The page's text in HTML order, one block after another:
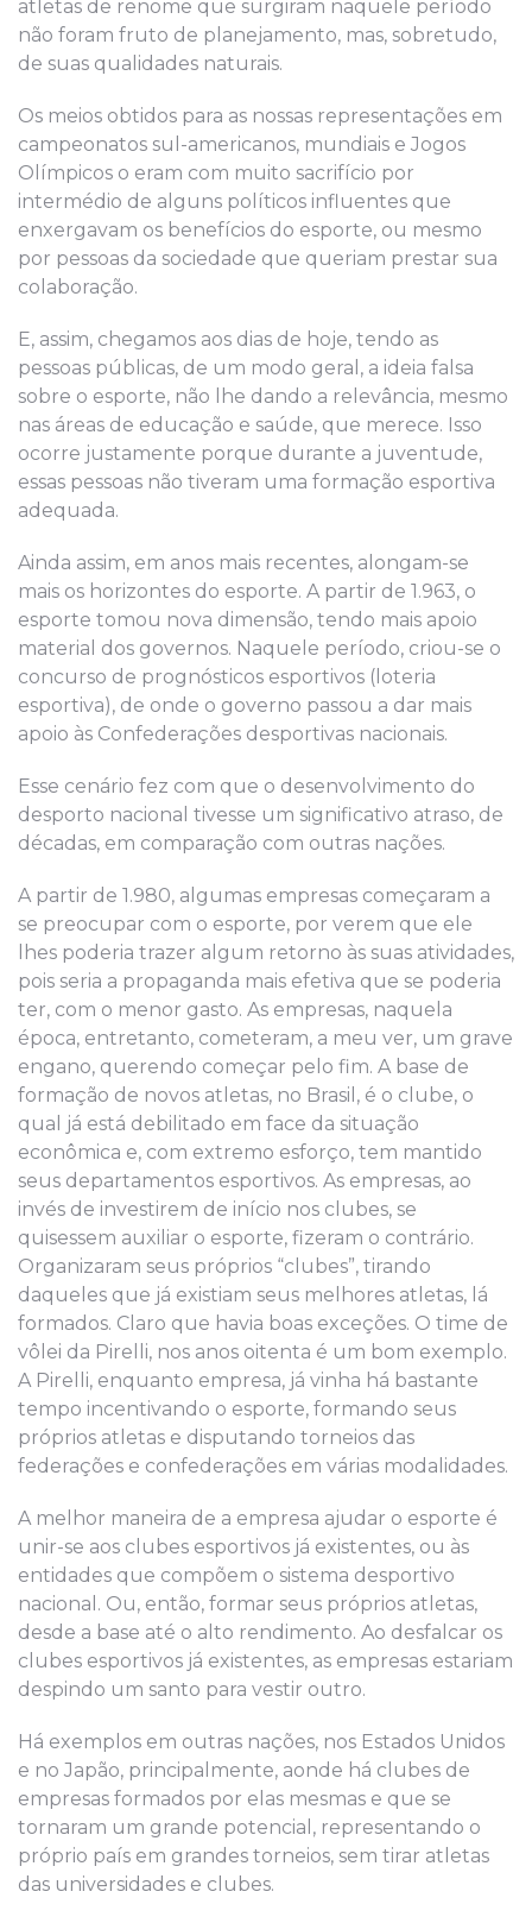
atletas de renome que surgiram naquele período
não foram fruto de planejamento, mas, sobretudo,
de suas qualidades naturais.
Os meios obtidos para as nossas representações em
campeonatos sul-americanos, mundiais e Jogos
Olímpicos o eram com muito sacrifício por
intermédio de alguns políticos influentes que
enxergavam os benefícios do esporte, ou mesmo
por pessoas da sociedade que queriam prestar sua
colaboração.
E, assim, chegamos aos dias de hoje, tendo as
pessoas públicas, de um modo geral, a ideia falsa
sobre o esporte, não lhe dando a relevância, mesmo
nas áreas de educação e saúde, que merece. Isso
ocorre justamente porque durante a juventude,
essas pessoas não tiveram uma formação esportiva
adequada.
Ainda assim, em anos mais recentes, alongam-se
mais os horizontes do esporte. A partir de 1.963, o
esporte tomou nova dimensão, tendo mais apoio
material dos governos. Naquele período, criou-se o
concurso de prognósticos esportivos (loteria
esportiva), de onde o governo passou a dar mais
apoio às Confederações desportivas nacionais.
Esse cenário fez com que o desenvolvimento do
desporto nacional tivesse um significativo atraso, de
décadas, em comparação com outras nações.
A partir de 1.980, algumas empresas começaram a
se preocupar com o esporte, por verem que ele
lhes poderia trazer algum retorno às suas atividades,
pois seria a propaganda mais efetiva que se poderia
ter, com o menor gasto. As empresas, naquela
época, entretanto, cometeram, a meu ver, um grave
engano, querendo começar pelo fim. A base de
formação de novos atletas, no Brasil, é o clube, o
qual já está debilitado em face da situação
econômica e, com extremo esforço, tem mantido
seus departamentos esportivos. As empresas, ao
invés de investirem de início nos clubes, se
quisessem auxiliar o esporte, fizeram o contrário.
Organizaram seus próprios “clubes”, tirando
daqueles que já existiam seus melhores atletas, lá
formados. Claro que havia boas exceções. O time de
vôlei da Pirelli, nos anos oitenta é um bom exemplo.
A Pirelli, enquanto empresa, já vinha há bastante
tempo incentivando o esporte, formando seus
próprios atletas e disputando torneios das
federações e confederações em várias modalidades.
A melhor maneira de a empresa ajudar o esporte é
unir-se aos clubes esportivos já existentes, ou às
entidades que compõem o sistema desportivo
nacional. Ou, então, formar seus próprios atletas,
desde a base até o alto rendimento. Ao desfalcar os
clubes esportivos já existentes, as empresas estariam
despindo um santo para vestir outro.
Há exemplos em outras nações, nos Estados Unidos
e no Japão, principalmente, aonde há clubes de
empresas formados por elas mesmas e que se
tornaram um grande potencial, representando o
próprio país em grandes torneios, sem tirar atletas
das universidades e clubes.